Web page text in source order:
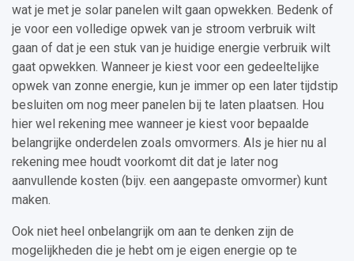
wat je met je solar panelen wilt gaan opwekken. Bedenk of
je voor een volledige opwek van je stroom verbruik wilt
gaan of dat je een stuk van je huidige energie verbruik wilt
gaat opwekken. Wanneer je kiest voor een gedeeltelijke
opwek van zonne energie, kun je immer op een later tijdstip
besluiten om nog meer panelen bij te laten plaatsen. Hou
hier wel rekening mee wanneer je kiest voor bepaalde
belangrijke onderdelen zoals omvormers. Als je hier nu al
rekening mee houdt voorkomt dit dat je later nog
aanvullende kosten (bijv. een aangepaste omvormer) kunt
maken.
Ook niet heel onbelangrijk om aan te denken zijn de
mogelijkheden die je hebt om je eigen energie op te